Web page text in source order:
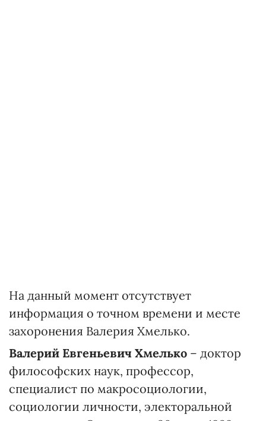
На данный момент отсутствует
информация о точном времени и месте
захоронения Валерия Хмелько.
Валерий Евгеньевич Хмелько – доктор
философских наук, профессор,
специалист по макросоциологии,
социологии личности, электоральной